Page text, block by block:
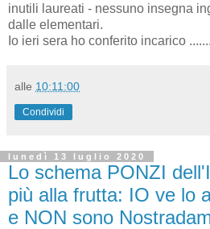
inutili laureati - nessuno insegna
dalle elementari.
Io ieri sera ho conferito incarico
alle 10:11:00
Condividi
lunedì 13 luglio 2020
Lo schema PONZI
più alla frutta: IO ve lo
e NON sono